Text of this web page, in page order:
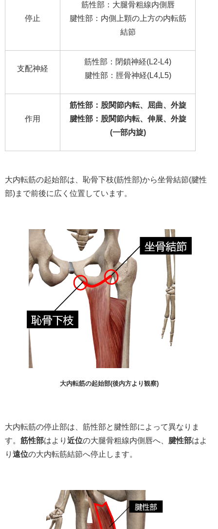
停止
筋性部：大腿骨粗線内側唇
腱性部：内側上顆の上方の内転筋
結節
支配神経
筋性部：閉鎖神経(L2-L4)
腱性部：脛骨神経(L4,L5)
作用
筋性部：股関節内転、屈曲、外旋
腱性部：股関節内転、伸展、外旋
(一部内旋)
大内転筋の起始部は、恥骨下枝(筋性部)から坐骨結節(腱性
部)まで前後に広く位置しています。
大内転筋の起始部(後内方より観察)
大内転筋の停止部は、筋性部と腱性部によって異なりま
す。 筋性部はより 近位の大腿骨粗線内側唇へ、 腱性部はよ
り 遠位の大内転筋結節へ停止します。